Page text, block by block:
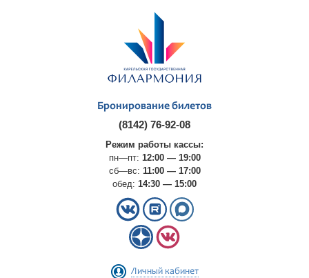
Бронирование билетов
(8142) 76-92-08
Режим работы кассы:
пн—пт: 12:00 — 19:00
сб—вс: 11:00 — 17:00
обед: 14:30 — 15:00
Личный кабинет